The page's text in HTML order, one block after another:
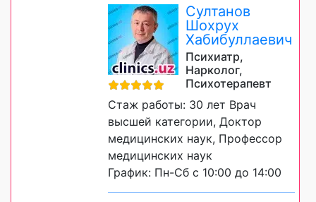
Султанов
Шохрух
Хабибуллаевич
Психиатр,
Нарколог,
Психотерапевт
Стаж работы: 30 лет Врач
высшей категории, Доктор
медицинских наук, Профессор
медицинских наук
График: Пн-Сб с 10:00 до 14:00